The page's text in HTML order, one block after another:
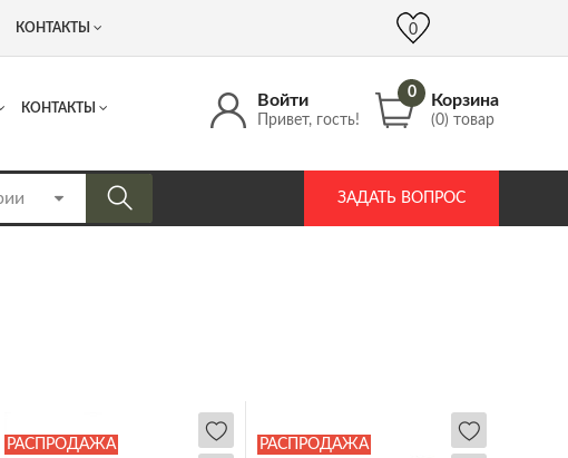
+7 (917) 537 17 16 info@DrozdPcp.ru
Войти
Привет, гость!
0 Корзина
(0) товар
КОНТАКТЫ
ЗАДАТЬ ВОПРОС
КОНТАКТЫ 0
РАСПРОДАЖА РАСПРОДАЖА